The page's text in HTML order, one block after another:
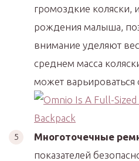
громоздкие коляски,
рождения малыша,
внимание уделяют
среднем масса
может варьироваться
Многоточечные
показателей